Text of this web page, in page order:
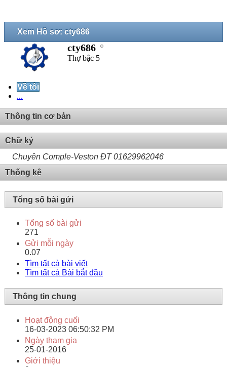
Xem Hồ sơ: cty686
cty686
Thợ bậc 5
Về tôi
...
Thông tin cơ bản
Chữ ký
Chuyên Comple-Veston ĐT 01629962046
Thống kê
Tổng số bài gửi
Tổng số bài gửi
271
Gửi mỗi ngày
0.07
Tìm tất cả bài viết
Tìm tất cả Bài bắt đầu
Thông tin chung
Hoạt động cuối
16-03-2023 06:50:32 PM
Ngày tham gia
25-01-2016
Giới thiệu